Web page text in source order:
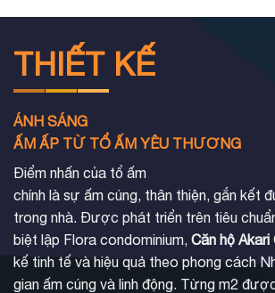
THIẾT KẾ
ÁNH SÁNG
ẤM ẤP TỪ TỔ ẤM YÊU THƯƠNG
Điểm nhấn của tổ ấm
chính là sự ấm cúng, thân thiện, gắn kết
trong nhà. Được phát triển trên tiêu
biệt lập Flora condominium, Căn hộ Akari
kế tinh tế và hiệu quả theo phong cách
gian ấm cúng và linh động. Từng m2